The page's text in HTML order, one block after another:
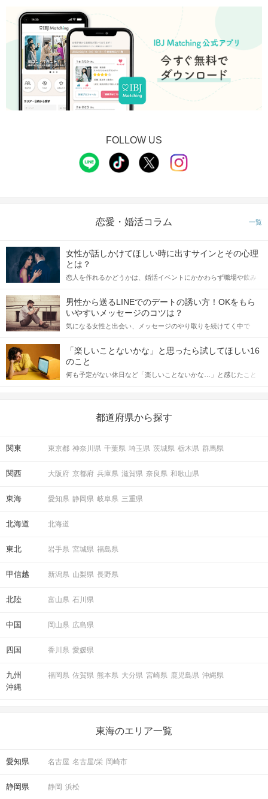
FOLLOW US
恋愛・婚活コラム 一覧
女性が話しかけてほしい時に出すサインとその心理
とは？
恋人を作れるかどうかは、婚活イベントにかかわらず職場や飲み
てアプローチできるかにも左右されます。 これから恋人作りを本
格的に始めようとしている方は、女性が異性を求めて出すサイン
をしっかりと理解し、正しい行動に移せるかどうかが重要。 この
記事では、女性が話しかけて欲しい時に出すサインとその心理を
合にどのような行動に繋げるべきかをご紹介していきます。
男性から送るLINEでのデートの誘い方！OKをもら
いやすいメッセージのコツは？
気になる女性と出会い、メッセージのやり取りを続けてく中で
しかし、中には「どう誘ったらいいの？」とお困りの男性もいら
っしゃるのではないでしょうか。 そこで今回は、男性から女性へ
送るLINEでのデートの誘い方のコツをご紹介します。例文も混じ
えながら解説するので、ぜひ参考にしてください。
「楽しいことないかな」と思ったら試してほしい16
のこと
何も予定がない休日など「楽しいことないかな…」と感じたこと
の楽しいことアイデアを集めました♪ いままさに楽しいことを探し
都道府県から探す
関東 東京都 神奈川県 千葉県 埼玉県 茨城県 栃木県 群馬県
関西 大阪府 京都府 兵庫県 滋賀県 奈良県 和歌山県
東海 愛知県 静岡県 岐阜県 三重県
北海道 北海道
東北 岩手県 宮城県 福島県
甲信越 新潟県 山梨県 長野県
北陸 富山県 石川県
中国 岡山県 広島県
四国 香川県 愛媛県
九州
沖縄
福岡県 佐賀県 熊本県 大分県 宮崎県 鹿児島県 沖縄県
東海のエリア一覧
愛知県 名古屋 名古屋/栄 岡崎市
静岡県 静岡 浜松